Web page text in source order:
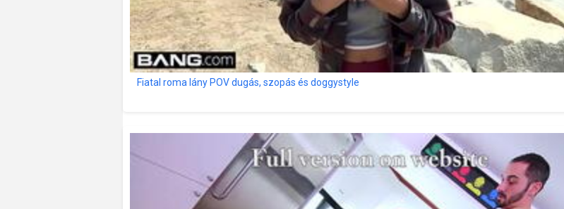
Fiatal roma lány POV dugás, szopás és doggystyle